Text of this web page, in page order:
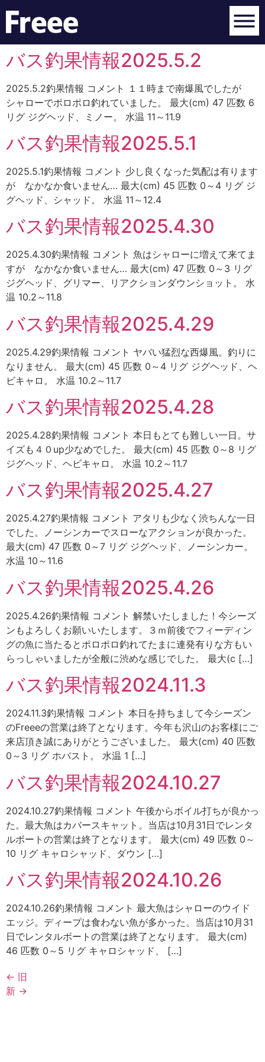
バス釣果情報2025.5.2
2025.5.2釣果情報 コメント １１時まで南爆風でしたが
シャローでポロポロ釣れていました。 最大(cm) 47 匹数 6
リグ ジグヘッド、ミノー。 水温 11～11.9
バス釣果情報2025.5.1
2025.5.1釣果情報 コメント 少し良くなった気配は有ります
が なかなか食いません… 最大(cm) 45 匹数 0～4 リグ ジ
グヘッド、シャッド。 水温 11～12.4
バス釣果情報2025.4.30
2025.4.30釣果情報 コメント 魚はシャローに増えて来てま
すが なかなか食いません… 最大(cm) 47 匹数 0～3 リグ
ジグヘッド、グリマー、リアクションダウンショット。 水
温 10.2～11.8
バス釣果情報2025.4.29
2025.4.29釣果情報 コメント ヤバい猛烈な西爆風。釣りに
なりません。 最大(cm) 45 匹数 0～4 リグ ジグヘッド、ヘ
ビキャロ。 水温 10.2～11.7
バス釣果情報2025.4.28
2025.4.28釣果情報 コメント 本日もとても難しい一日。サ
イズも４０up少なめでした。 最大(cm) 45 匹数 0～8 リグ
ジグヘッド、ヘビキャロ。 水温 10.2～11.7
バス釣果情報2025.4.27
2025.4.27釣果情報 コメント アタリも少なく渋ちんな一日
でした。ノーシンカーでスローなアクションが良かった。
最大(cm) 47 匹数 0～7 リグ ジグヘッド、ノーシンカー。
水温 10～11.6
バス釣果情報2025.4.26
2025.4.26釣果情報 コメント 解禁いたしました！今シーズ
ンもよろしくお願いいたします。３ｍ前後でフィーディン
グの魚に当たるとポロポロ釣れてたまに連発有りな方もい
らっしゃいましたが全般に渋めな感じでした。 最大(c […]
バス釣果情報2024.11.3
2024.11.3釣果情報 コメント 本日を持ちまして今シーズン
のFreeeの営業は終了となります。今年も沢山のお客様にご
来店頂き誠にありがとうございました。 最大(cm) 40 匹数
0～3 リグ ホバスト。 水温 1 […]
バス釣果情報2024.10.27
2024.10.27釣果情報 コメント 午後からボイル打ちが良かっ
た。最大魚はカバースキャット。当店は10月31日でレンタ
ルボートの営業は終了となります。 最大(cm) 49 匹数 0～
10 リグ キャロシャッド、ダウン […]
バス釣果情報2024.10.26
2024.10.26釣果情報 コメント 最大魚はシャローのウイド
エッジ。ディープは食わない魚が多かった。当店は10月31
日でレンタルボートの営業は終了となります。 最大(cm)
46 匹数 0～5 リグ キャロシャッド、 […]
← 旧
新 →